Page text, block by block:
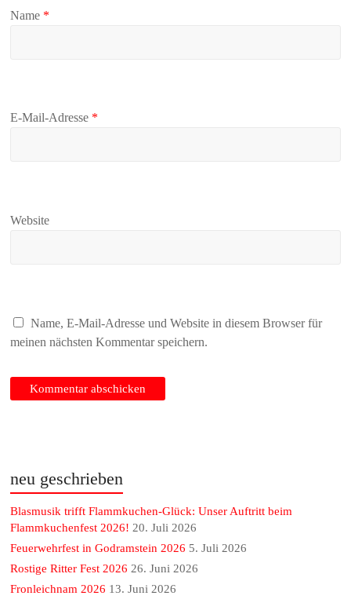
Name *
E-Mail-Adresse *
Website
Name, E-Mail-Adresse und Website in diesem Browser für
meinen nächsten Kommentar speichern.
neu geschrieben
Blasmusik trifft Flammkuchen-Glück: Unser Auftritt beim
Flammkuchenfest 2026! 20. Juli 2026
Feuerwehrfest in Godramstein 2026 5. Juli 2026
Rostige Ritter Fest 2026 26. Juni 2026
Fronleichnam 2026 13. Juni 2026